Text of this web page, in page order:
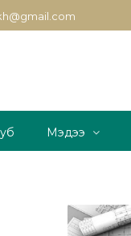
Мэдээ